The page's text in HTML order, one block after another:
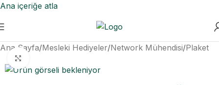
Ana içeriğe atla
Ana Sayfa/Mesleki Hediyeler/Network Mühendisi/Plaket